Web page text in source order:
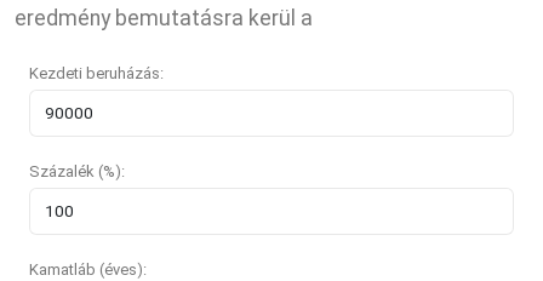
eredmény bemutatásra kerül a
Kezdeti beruházás:
Százalék (%):
Kamatláb (éves):